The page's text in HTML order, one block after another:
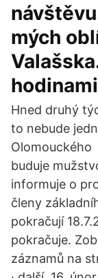
mých
Hned druhý
to nebude
Olomouckého
buduje
informuje o
členy
pokračují
pokračuje.
záznamů na